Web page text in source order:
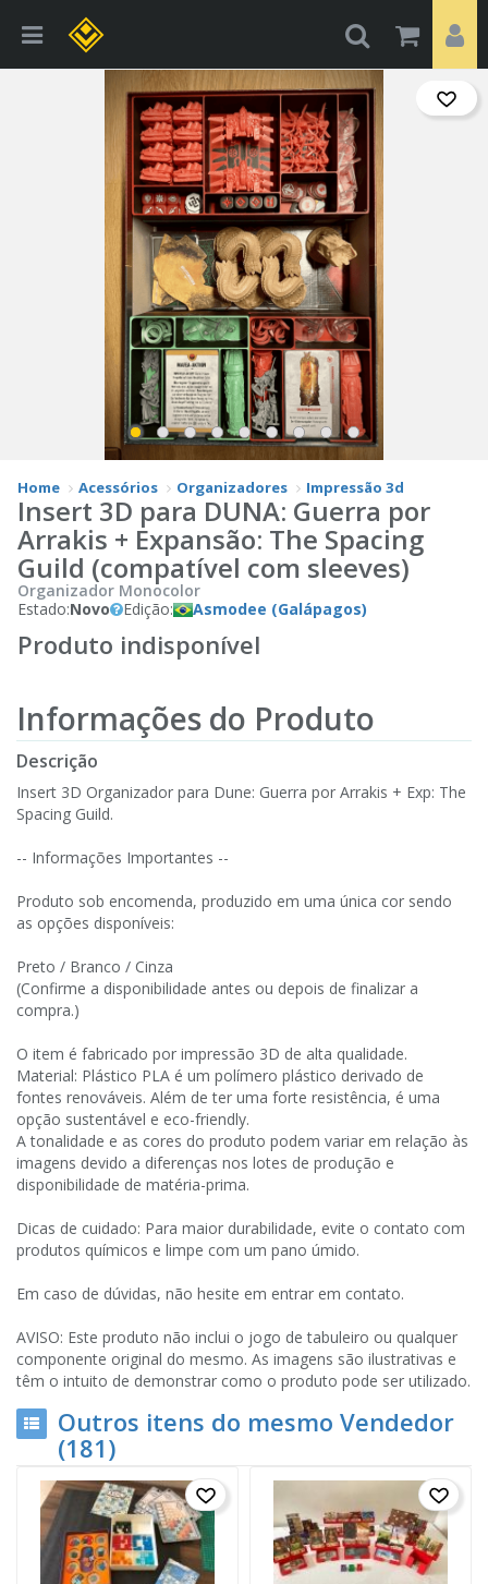
Home Acessórios Organizadores Impressão 3d
Insert 3D para DUNA: Guerra por
Arrakis + Expansão: The Spacing
Guild (compatível com sleeves)
Organizador Monocolor
Estado:Novo Edição: Asmodee (Galápagos)
Produto indisponível
Informações do Produto
Descrição
Insert 3D Organizador para Dune: Guerra por Arrakis + Exp: The
Spacing Guild.
-- Informações Importantes --
Produto sob encomenda, produzido em uma única cor sendo
as opções disponíveis:
Preto / Branco / Cinza
(Confirme a disponibilidade antes ou depois de finalizar a
compra.)
O item é fabricado por impressão 3D de alta qualidade.
Material: Plástico PLA é um polímero plástico derivado de
fontes renováveis. Além de ter uma forte resistência, é uma
opção sustentável e eco-friendly.
A tonalidade e as cores do produto podem variar em relação às
imagens devido a diferenças nos lotes de produção e
disponibilidade de matéria-prima.
Dicas de cuidado: Para maior durabilidade, evite o contato com
produtos químicos e limpe com um pano úmido.
Em caso de dúvidas, não hesite em entrar em contato.
AVISO: Este produto não inclui o jogo de tabuleiro ou qualquer
componente original do mesmo. As imagens são ilustrativas e
têm o intuito de demonstrar como o produto pode ser utilizado.
Outros itens do mesmo Vendedor
(181)